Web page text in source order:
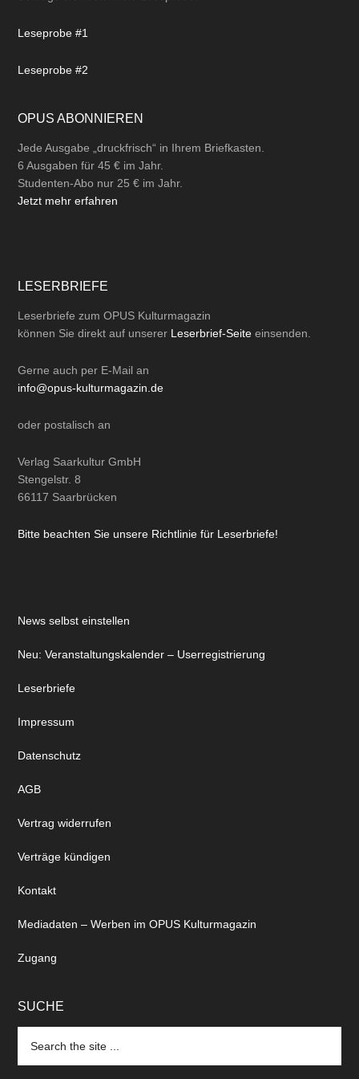
Leseprobe #1
Leseprobe #2
OPUS ABONNIEREN
Jede Ausgabe „druckfrisch“ in Ihrem Briefkasten.
6 Ausgaben für 45 € im Jahr.
Studenten-Abo nur 25 € im Jahr.
Jetzt mehr erfahren
LESERBRIEFE
Leserbriefe zum OPUS Kulturmagazin
können Sie direkt auf unserer Leserbrief-Seite einsenden.
Gerne auch per E-Mail an
info@opus-kulturmagazin.de
oder postalisch an
Verlag Saarkultur GmbH
Stengelstr. 8
66117 Saarbrücken
Bitte beachten Sie unsere Richtlinie für Leserbriefe!
News selbst einstellen
Neu: Veranstaltungskalender – Userregistrierung
Leserbriefe
Impressum
Datenschutz
AGB
Vertrag widerrufen
Verträge kündigen
Kontakt
Mediadaten – Werben im OPUS Kulturmagazin
Zugang
SUCHE
the